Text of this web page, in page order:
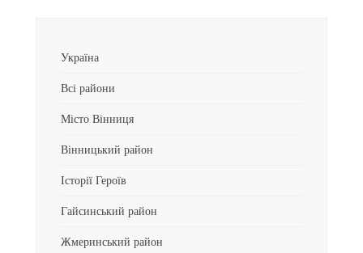
Україна
Всі райони
Місто Вінниця
Вінницький район
Історії Героїв
Гайсинський район
Жмеринський район